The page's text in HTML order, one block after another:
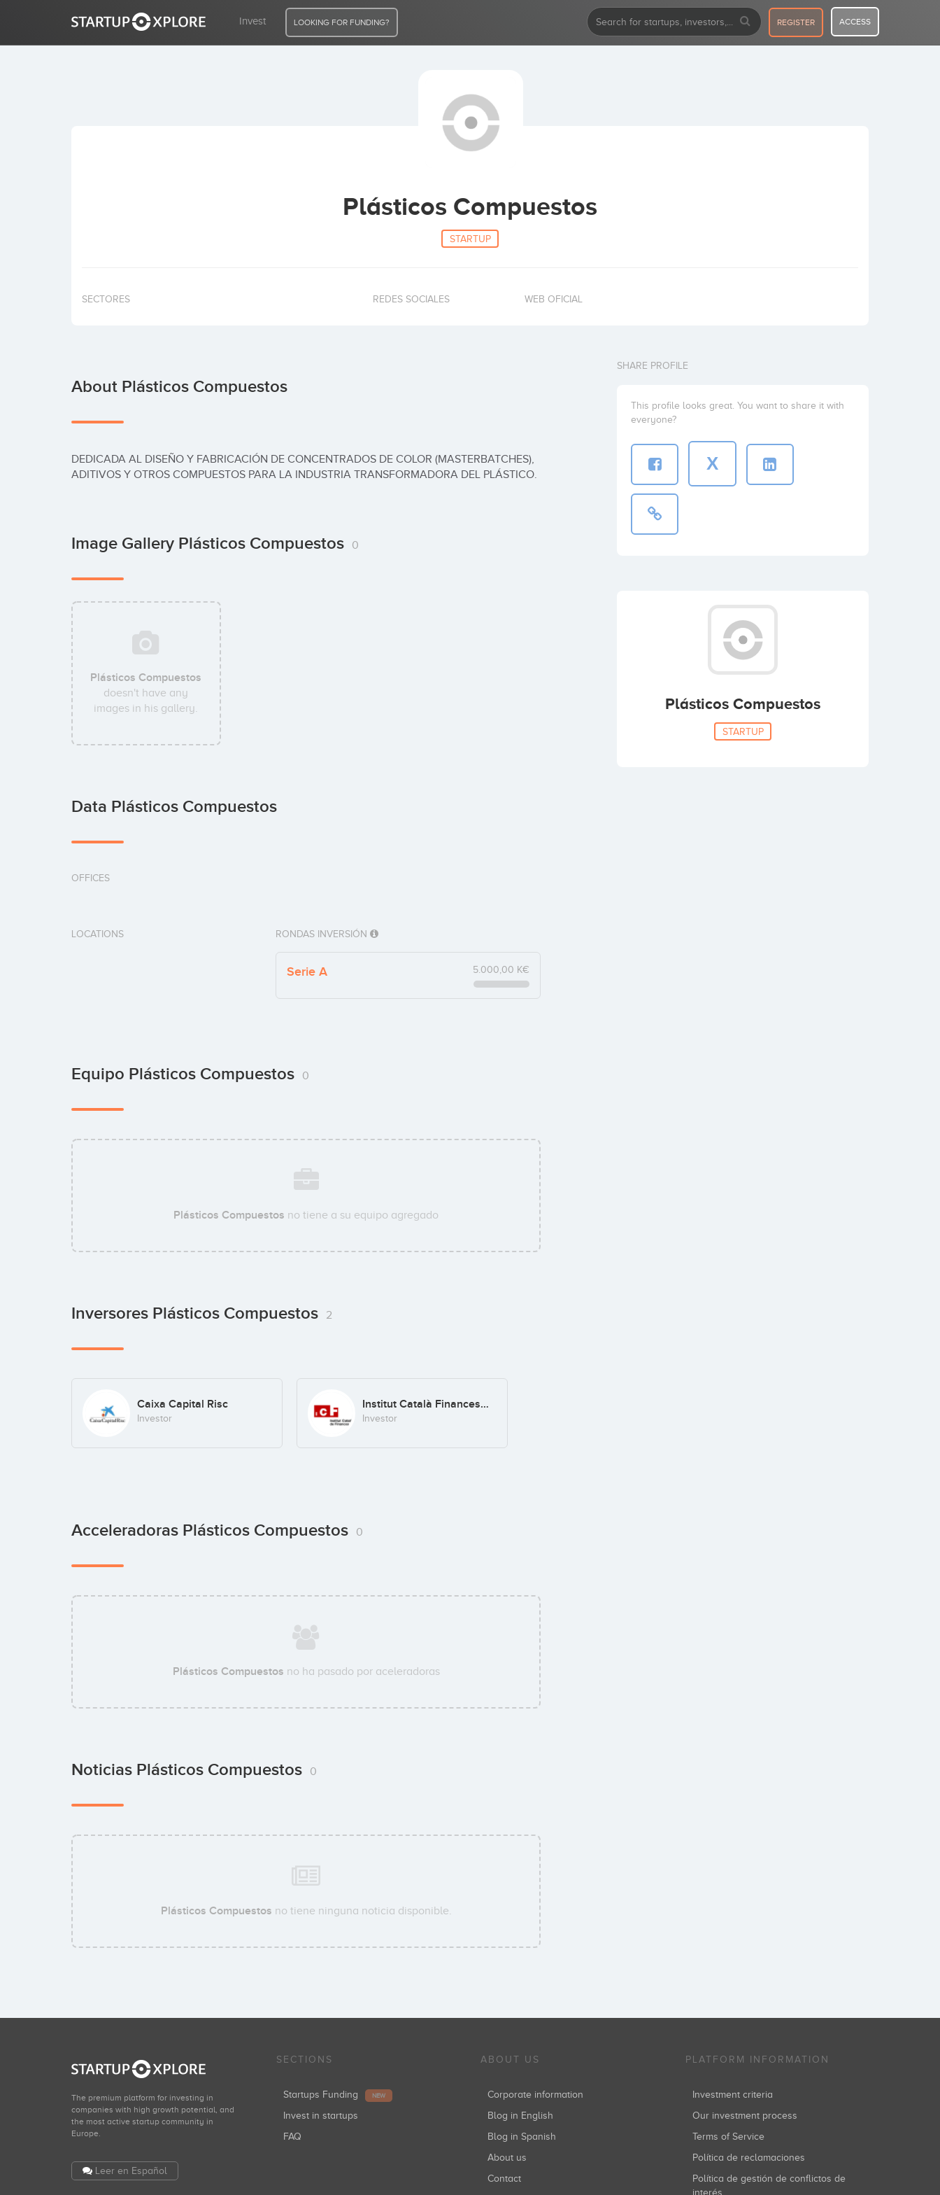
Invest LOOKING FOR FUNDING? REGISTER ACCESS
Plásticos Compuestos
STARTUP
SECTORES REDES SOCIALES WEB OFICIAL
About Plásticos Compuestos
DEDICADA AL DISEÑO Y FABRICACIÓN DE CONCENTRADOS DE COLOR (MASTERBATCHES),
ADITIVOS Y OTROS COMPUESTOS PARA LA INDUSTRIA TRANSFORMADORA DEL PLÁSTICO.
Image Gallery Plásticos Compuestos 0
Plásticos Compuestos
doesn't have any
images in his gallery.
Data Plásticos Compuestos
OFFICES
LOCATIONS RONDAS INVERSIÓN
Serie A 5.000,00 K€
Equipo Plásticos Compuestos 0
Plásticos Compuestos no tiene a su equipo agregado
Inversores Plásticos Compuestos 2
Caixa Capital Risc
Investor
Institut Català Finances (ICF)
Investor
Acceleradoras Plásticos Compuestos 0
Plásticos Compuestos no ha pasado por aceleradoras
Noticias Plásticos Compuestos 0
Plásticos Compuestos no tiene ninguna noticia disponible.
SHARE PROFILE
This profile looks great. You want to share it with
everyone?
X
Plásticos Compuestos
STARTUP
The premium platform for investing in
companies with high growth potential, and
the most active startup community in
Europe.
Leer en Español
SECTIONS
Startups Funding NEW
Invest in startups
FAQ
ABOUT US
Corporate information
Blog in English
Blog in Spanish
About us
Contact
PLATFORM INFORMATION
Investment criteria
Our investment process
Terms of Service
Política de reclamaciones
Política de gestión de conflictos de
interés